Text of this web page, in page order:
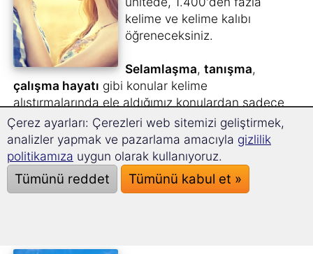
kelime ve kelime kalıbı
öğreneceksiniz.
Selamlaşma, tanışma,
çalışma hayatı gibi konular kelime
alıştırmalarında ele aldığımız konulardan sadece
birkaçı.
Çünkü etrafınızda olup bitenleri anlarsanız, hiçbir
şey bilmediğinizi söyleyemezsiniz...
Heyecan verici bir ek kurs – bekarlar ve çiftler
Çerez ayarları: Çerezleri web sitemizi geliştirmek,
analizler yapmak ve pazarlama amacıyla gizlilik
politikamıza uygun olarak kullanıyoruz.
Tümünü reddet Tümünü kabul et »